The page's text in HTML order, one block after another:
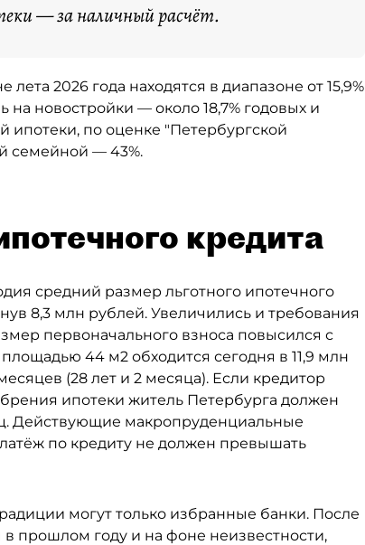
— за наличный расчёт.
2026 года находятся в диапазоне от 15,9%
новостройки — около 18,7% годовых и
ипотеки, по оценке "Петербургской
семейной — 43%.
кредита
средний размер льготного ипотечного
8,3 млн рублей. Увеличились и требования
первоначального взноса повысился с
44 м2 обходится сегодня в 11,9 млн
(28 лет и 2 месяца). Если кредитор
ипотеки житель Петербурга должен
Действующие макропруденциальные
по кредиту не должен превышать
могут только избранные банки. После
прошлом году и на фоне неизвестности,